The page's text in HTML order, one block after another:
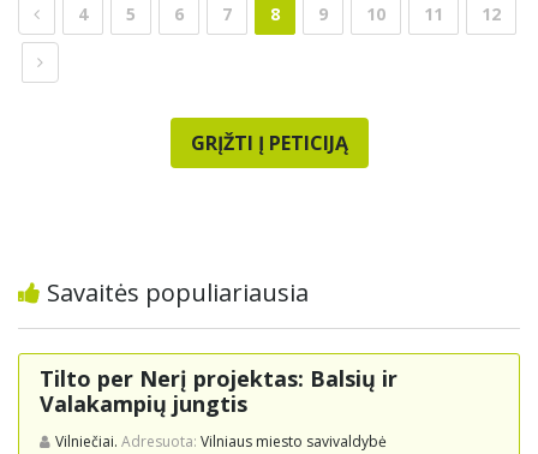
4 5 6 7 8 9 10 11 12
GRĮŽTI Į PETICIJĄ
Savaitės populiariausia
Tilto per Nerį projektas: Balsių ir
Valakampių jungtis
Vilniečiai. Adresuota: Vilniaus miesto savivaldybė